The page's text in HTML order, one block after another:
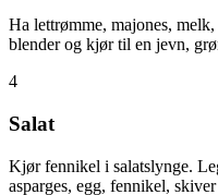
Ha lettrømme, majones,
blender og kjør til en jevn,
4
Salat
Kjør fennikel i salatslynge.
asparges, egg, fennikel,